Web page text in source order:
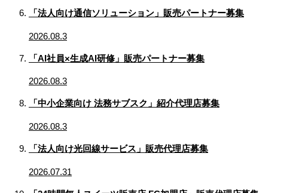
「法人向け通信ソリューション」販売パートナー募集
2026.08.3
「AI社員×生成AI研修」販売パートナー募集
2026.08.3
「中小企業向け 法務サブスク」紹介代理店募集
2026.08.3
「法人向け光回線サービス」販売代理店募集
2026.07.31